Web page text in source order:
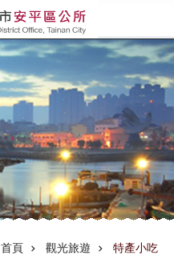
首頁 觀光旅遊 特產小吃